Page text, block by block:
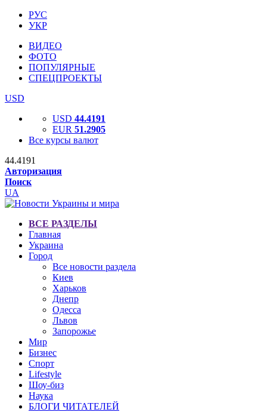
РУС
УКР
ВИДЕО
ФОТО
ПОПУЛЯРНЫЕ
СПЕЦПРОЕКТЫ
USD
USD 44.4191
EUR 51.2905
Все курсы валют
44.4191
Авторизация
Поиск
UA
ВСЕ РАЗДЕЛЫ
Главная
Украина
Город
Все новости раздела
Киев
Харьков
Днепр
Одесса
Львов
Запорожье
Мир
Бизнес
Спорт
Lifestyle
Шоу-биз
Наука
БЛОГИ ЧИТАТЕЛЕЙ